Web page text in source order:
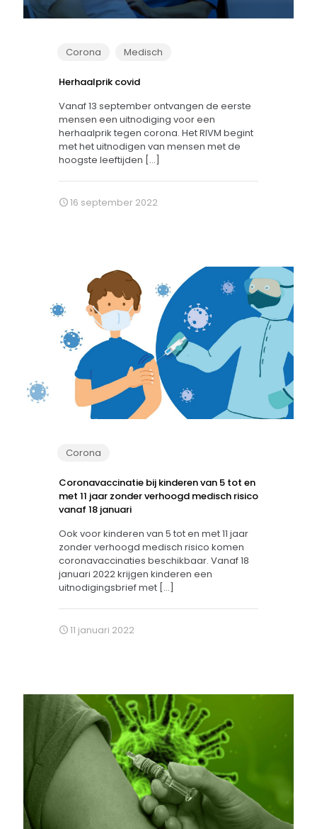
Corona Medisch
Herhaalprik covid
Vanaf 13 september ontvangen de eerste
mensen een uitnodiging voor een
herhaalprik tegen corona. Het RIVM begint
met het uitnodigen van mensen met de
hoogste leeftijden […]
16 september 2022
Corona
Coronavaccinatie bij kinderen van 5 tot en
met 11 jaar zonder verhoogd medisch risico
vanaf 18 januari
Ook voor kinderen van 5 tot en met 11 jaar
zonder verhoogd medisch risico komen
coronavaccinaties beschikbaar. Vanaf 18
januari 2022 krijgen kinderen een
uitnodigingsbrief met […]
11 januari 2022